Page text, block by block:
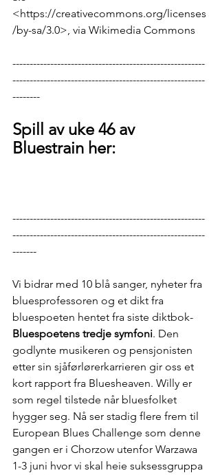
<https://creativecommons.org/licenses
/by-sa/3.0>, via Wikimedia Commons
--------------------------------------------------------
--------------------------------------------------------
--------
Spill av uke 46 av
Bluestrain her:
--------------------------------------------------------
--------------------------------------------------------
-------
Vi bidrar med 10 blå sanger, nyheter fra
bluesprofessoren og et dikt fra
bluespoeten hentet fra siste diktbok-
Bluespoetens tredje symfoni. Den
godlynte musikeren og pensjonisten
etter sin sjåførlørerkarrieren gir oss et
kort rapport fra Bluesheaven. Willy er
som regel tilstede når bluesfolket
hygger seg. Nå ser stadig flere frem til
European Blues Challenge som denne
gangen er i Chorzow utenfor Warzawa
1-3 juni hvor vi skal heie suksessgruppa